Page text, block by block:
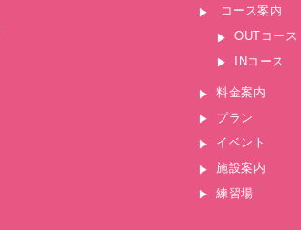
コース案内
OUTコース
INコース
料金案内
プラン
イベント
施設案内
練習場